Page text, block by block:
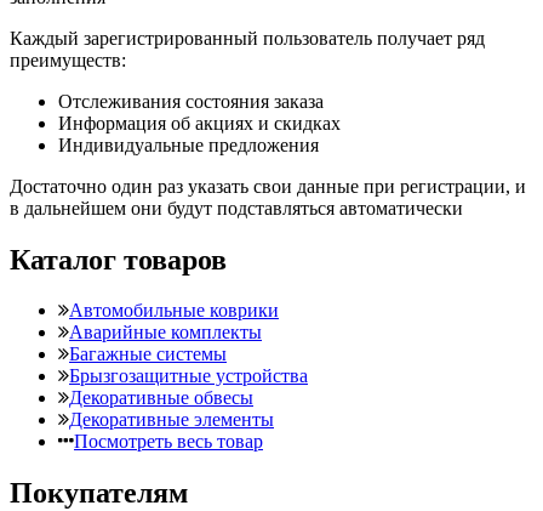
Каждый зарегистрированный пользователь получает ряд
преимуществ:
Отслеживания состояния заказа
Информация об акциях и скидках
Индивидуальные предложения
Достаточно один раз указать свои данные при регистрации, и
в дальнейшем они будут подставляться автоматически
Каталог товаров
Автомобильные коврики
Аварийные комплекты
Багажные системы
Брызгозащитные устройства
Декоративные обвесы
Декоративные элементы
Посмотреть весь товар
Покупателям